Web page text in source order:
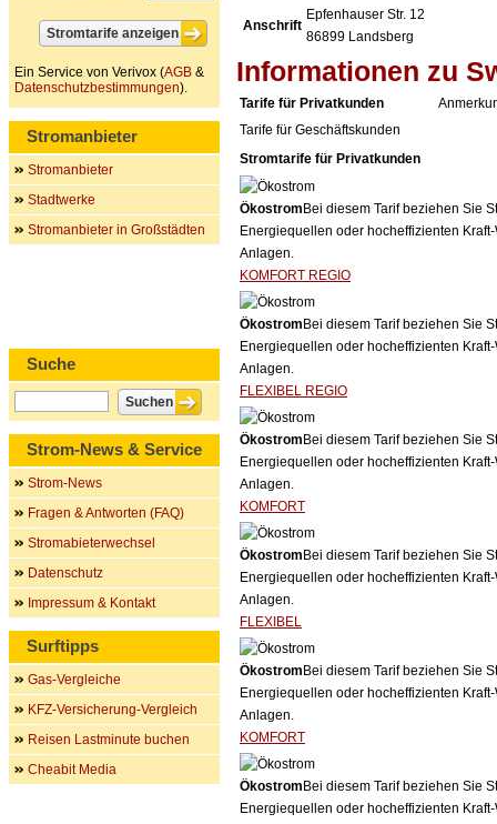
Anschrift
Epfenhauser Str. 12
86899 Landsberg
Informationen zu
Tarife für Privatkunden
Tarife für Geschäftskunden
Stromtarife für Privatkunden
Ökostrom Bei diesem Tarif beziehen Sie
Energiequellen oder hocheffizienten
Anlagen.
KOMFORT REGIO
Ökostrom Bei diesem Tarif beziehen Sie
Energiequellen oder hocheffizienten
Anlagen.
FLEXIBEL REGIO
Ökostrom Bei diesem Tarif beziehen Sie
Energiequellen oder hocheffizienten
Anlagen.
KOMFORT
Ökostrom Bei diesem Tarif beziehen Sie
Energiequellen oder hocheffizienten
Anlagen.
FLEXIBEL
Ökostrom Bei diesem Tarif beziehen Sie
Energiequellen oder hocheffizienten
Anlagen.
KOMFORT
Ökostrom Bei diesem Tarif beziehen Sie
Energiequellen oder hocheffizienten
Ein Service von Verivox (AGB &
Datenschutzbestimmungen).
Stromanbieter
Stromanbieter
Stadtwerke
Stromanbieter in Großstädten
Suche
Strom-News & Service
Strom-News
Fragen & Antworten (FAQ)
Stromabieterwechsel
Datenschutz
Impressum & Kontakt
Surftipps
Gas-Vergleiche
KFZ-Versicherung-Vergleich
Reisen Lastminute buchen
Cheabit Media